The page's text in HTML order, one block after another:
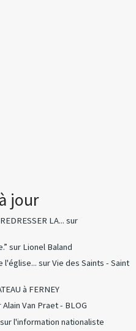
jour
LA... sur
sur Lionel Baland
l'église... surVie des Saints - Saint
à FERNEY
Alain Van Praet - BLOG
surl'information nationaliste